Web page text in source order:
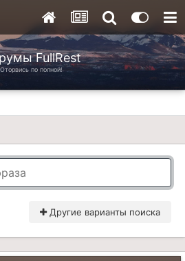
FullRest
Оторвись по полной!
Другие варианты поиска